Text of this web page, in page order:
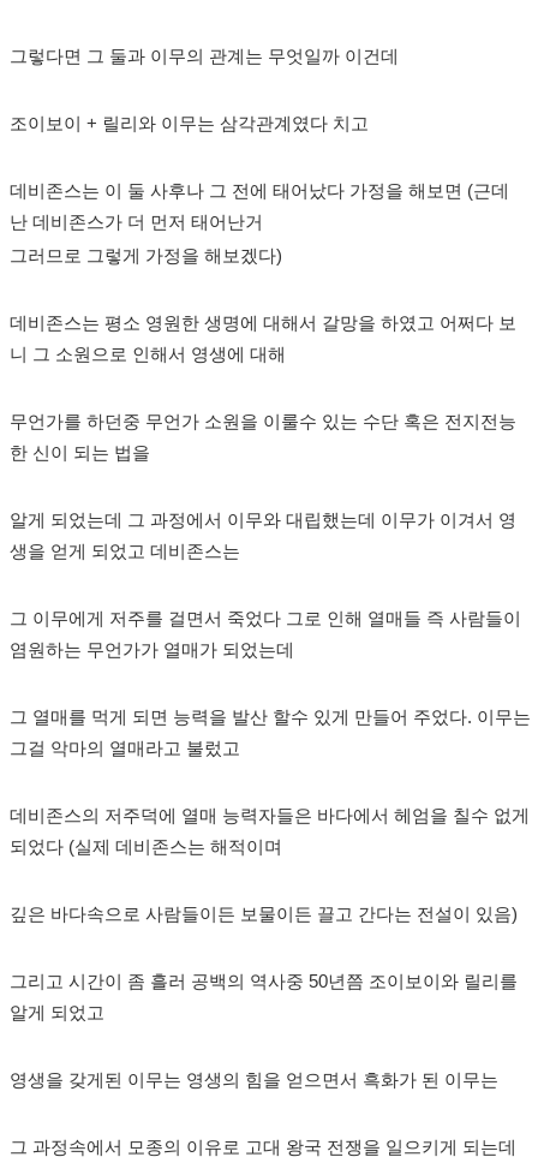
그렇다면 그 둘과 이무의 관계는 무엇일까 이건데
조이보이 + 릴리와 이무는 삼각관계였다 치고
데비존스는 이 둘 사후나 그 전에 태어났다 가정을 해보면 (근데
난 데비존스가 더 먼저 태어난거
그러므로 그렇게 가정을 해보겠다)
데비존스는 평소 영원한 생명에 대해서 갈망을 하였고 어쩌다 보
니 그 소원으로 인해서 영생에 대해
무언가를 하던중 무언가 소원을 이룰수 있는 수단 혹은 전지전능
한 신이 되는 법을
알게 되었는데 그 과정에서 이무와 대립했는데 이무가 이겨서 영
생을 얻게 되었고 데비존스는
그 이무에게 저주를 걸면서 죽었다 그로 인해 열매들 즉 사람들이
염원하는 무언가가 열매가 되었는데
그 열매를 먹게 되면 능력을 발산 할수 있게 만들어 주었다. 이무는
그걸 악마의 열매라고 불렀고
데비존스의 저주덕에 열매 능력자들은 바다에서 헤엄을 칠수 없게
되었다 (실제 데비존스는 해적이며
깊은 바다속으로 사람들이든 보물이든 끌고 간다는 전설이 있음)
그리고 시간이 좀 흘러 공백의 역사중 50년쯤 조이보이와 릴리를
알게 되었고
영생을 갖게된 이무는 영생의 힘을 얻으면서 흑화가 된 이무는
그 과정속에서 모종의 이유로 고대 왕국 전쟁을 일으키게 되는데